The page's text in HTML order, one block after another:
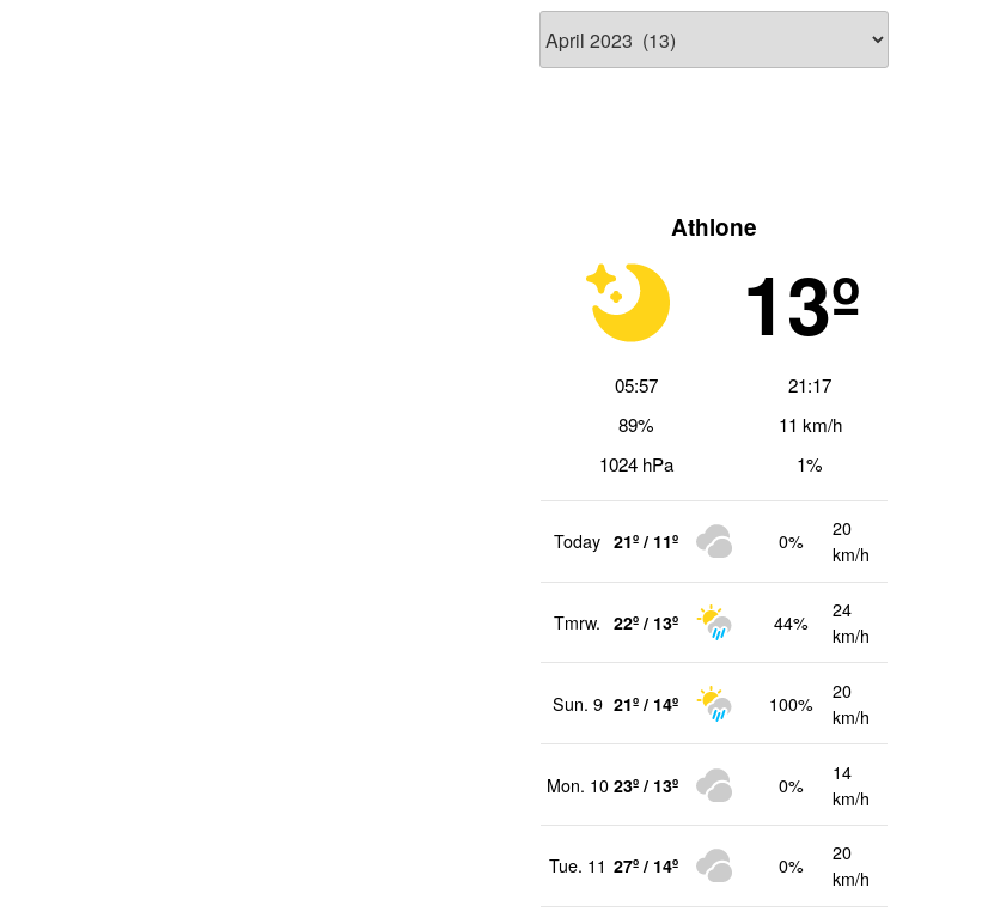
Archiv
Athlone
13º
05:57
21:17
89%
11 km/h
1024 hPa
1%
Today 21º / 11º 0%
20
km/h
Tmrw. 22º / 13º 44%
24
km/h
Sun. 9 21º / 14º 100%
20
km/h
Mon. 10 23º / 13º 0%
14
km/h
Tue. 11 27º / 14º 0%
20
km/h